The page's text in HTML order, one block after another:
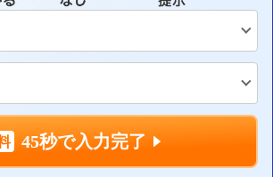
45秒で入力完了